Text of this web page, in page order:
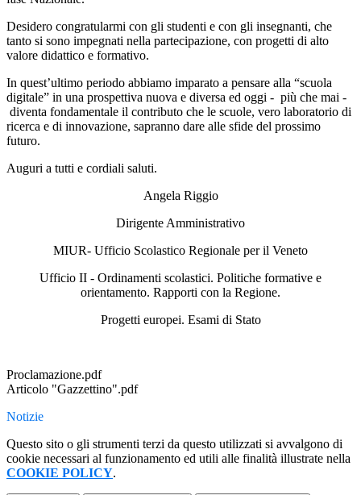
Desidero congratularmi con gli studenti e con gli insegnanti, che
tanto si sono impegnati nella partecipazione, con progetti di alto
valore didattico e formativo.
In quest’ultimo periodo abbiamo imparato a pensare alla “scuola
digitale” in una prospettiva nuova e diversa ed oggi - più che mai -
diventa fondamentale il contributo che le scuole, vero laboratorio di
ricerca e di innovazione, sapranno dare alle sfide del prossimo
futuro.
Auguri a tutti e cordiali saluti.
Angela Riggio
Dirigente Amministrativo
MIUR- Ufficio Scolastico Regionale per il Veneto
Ufficio II - Ordinamenti scolastici. Politiche formative e
orientamento. Rapporti con la Regione.
Progetti europei. Esami di Stato
Proclamazione.pdf
Articolo "Gazzettino".pdf
Notizie
Questo sito o gli strumenti terzi da questo utilizzati si avvalgono di
cookie necessari al funzionamento ed utili alle finalità illustrate nella
COOKIE POLICY.